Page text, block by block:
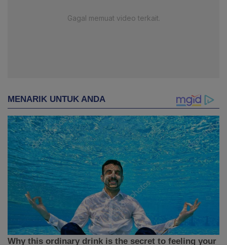
Gagal memuat video terkait.